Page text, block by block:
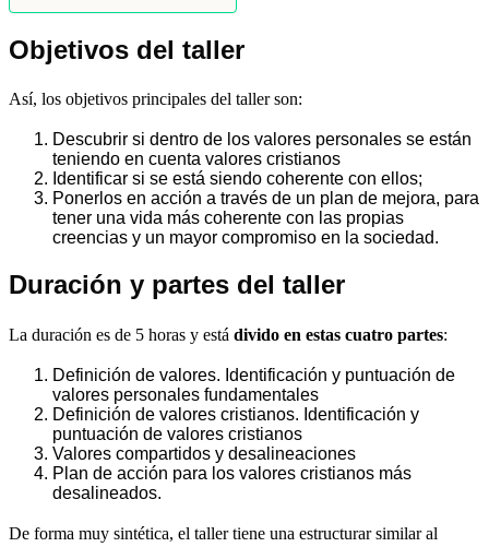
Objetivos del taller
Así, los objetivos principales del taller son:
Descubrir si dentro de los valores personales se están
teniendo en cuenta valores cristianos
Identificar si se está siendo coherente con ellos;
Ponerlos en acción a través de un plan de mejora, para
tener una vida más coherente con las propias
creencias y un mayor compromiso en la sociedad.
Duración y partes del taller
La duración es de 5 horas y está divido en estas cuatro partes:
Definición de valores. Identificación y puntuación de
valores personales fundamentales
Definición de valores cristianos. Identificación y
puntuación de valores cristianos
Valores compartidos y desalineaciones
Plan de acción para los valores cristianos más
desalineados.
De forma muy sintética, el taller tiene una estructurar similar al